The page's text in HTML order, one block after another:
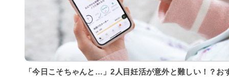
「今日こそちゃんと…」2人目妊活が意外と難しい！？お